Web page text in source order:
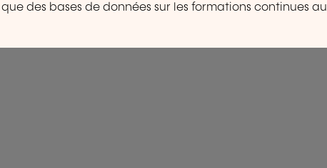
des bases de données sur les formations continues au